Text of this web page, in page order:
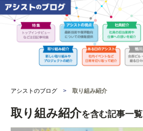
アシストのブログ > 取り組み紹介
取り組み紹介を含む記事一覧